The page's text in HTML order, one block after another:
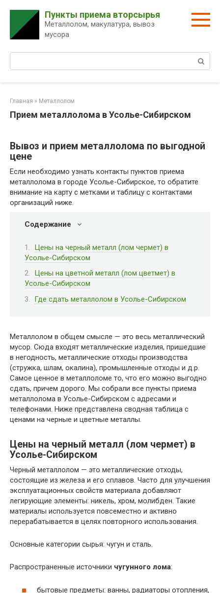
контенту
Пункты приема вторсырья
Металлолом, макулатура, вывоз
мусора
Главная » Металлолом
Прием металлолома в Усолье-Сибирском
Вывоз и прием металлолома по выгодной
цене
Если необходимо узнать контакты пунктов приема
металлолома в городе Усолье-Сибирское, то обратите
внимание на карту с метками и таблицу с контактами
организаций ниже.
Содержание
Цены на черный металл (лом чермет) в
Усолье-Сибирском
Цены на цветной металл (лом цветмет) в
Усолье-Сибирском
Где сдать металлолом в Усолье-Сибирском
Металлолом в общем смысле — это весь металлический
мусор. Сюда входят металлические изделия, пришедшие
в негодность, металлические отходы производства
(стружка, шлам, окалина), промышленные отходы и д.р.
Самое ценное в металлоломе то, что его можно выгодно
сдать, причем дорого. Мы собрали все пункты приема
металлолома в Усолье-Сибирском с адресами и
телефонами. Ниже представлена сводная таблица с
ценами на черные и цветные металлы.
Цены на черный металл (лом чермет) в
Усолье-Сибирском
Черный металлолом — это металлические отходы,
состоящие из железа и его сплавов. Часто для улучшения
эксплуатационных свойств материала добавляют
легирующие элементы: никель, хром, молибден. Такие
материалы используется повсеместно и активно
перерабатывается в целях повторного использования.
Основные категории сырья: чугун и сталь.
Распространенные источники чугунного лома:
бытовые предметы: ванны, радиаторы отопления,